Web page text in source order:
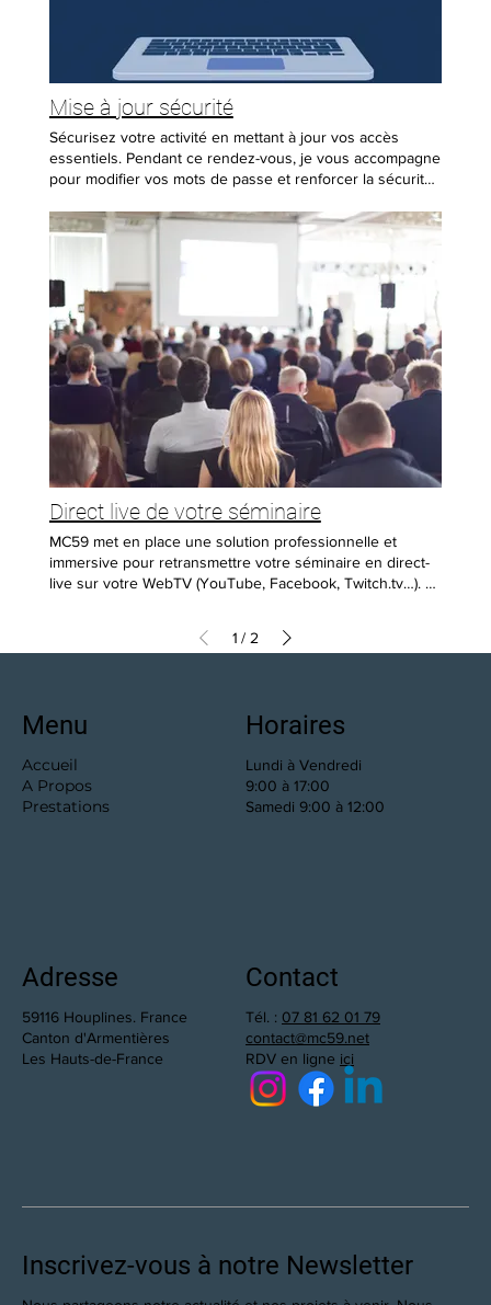
Mise à jour sécurité
Sécurisez votre activité en mettant à jour vos accès
essentiels. Pendant ce rendez-vous, je vous accompagne
pour modifier vos mots de passe et renforcer la sécurité
: boîte mail, Wix, réseaux sociaux, Stripe, etc. Objectif :
repartir avec des accès à jour, plus robustes, et une
routine simple à refaire chaque année. Ce qui est inclus
Inventaire rapide des comptes à sécuriser (priorité : mail
→ Wix → réseaux → Stripe) Modification des mots de passe
(avec bonnes pratiques : longueur, unicité, phrase de
passe) Vérification/activation de la double authentification
(2FA) quand disponible Conseils pour une routine
annuelle + mini checklist Paiement obligatoire à la
réservation : 59€ TTC. Clients MC59 (contrat/abonnement
en cours) : le montant est remboursé sous forme d’avoir /
déduction sur la prochaine facture de l’année civile en
cours (sur demande si besoin)
Direct live de votre séminaire
MC59 met en place une solution professionnelle et
immersive pour retransmettre votre séminaire en direct-
live sur votre WebTV (YouTube, Facebook, Twitch.tv…). 📌
avec votre présentation PowerPoint via votre PC. 🎨 Un
place : 159 € HT. 📞 Contactez-nous pour un direct live à
1 / 2
Menu
Accueil
A Propos
Prestations
Adresse
59116 Houplines. France
Canton d'Armentières
Les Hauts-de-France
Horaires
Lundi à Vendredi
9:00 à 17:00
Samedi 9:00 à 12:00
Contact
Tél. : 07 81 62 01 79
contact@mc59.net
RDV en ligne ici
Inscrivez-vous à notre Newsletter